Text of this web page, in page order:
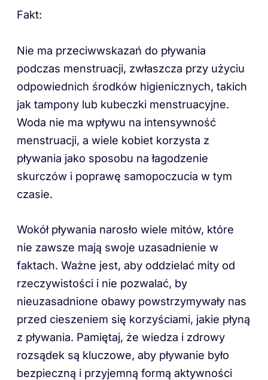
Fakt:
Nie ma przeciwwskazań do pływania
podczas menstruacji, zwłaszcza przy użyciu
odpowiednich środków higienicznych, takich
jak tampony lub kubeczki menstruacyjne.
Woda nie ma wpływu na intensywność
menstruacji, a wiele kobiet korzysta z
pływania jako sposobu na łagodzenie
skurczów i poprawę samopoczucia w tym
czasie.
Wokół pływania narosło wiele mitów, które
nie zawsze mają swoje uzasadnienie w
faktach. Ważne jest, aby oddzielać mity od
rzeczywistości i nie pozwalać, by
nieuzasadnione obawy powstrzymywały nas
przed cieszeniem się korzyściami, jakie płyną
z pływania. Pamiętaj, że wiedza i zdrowy
rozsądek są kluczowe, aby pływanie było
bezpieczną i przyjemną formą aktywności